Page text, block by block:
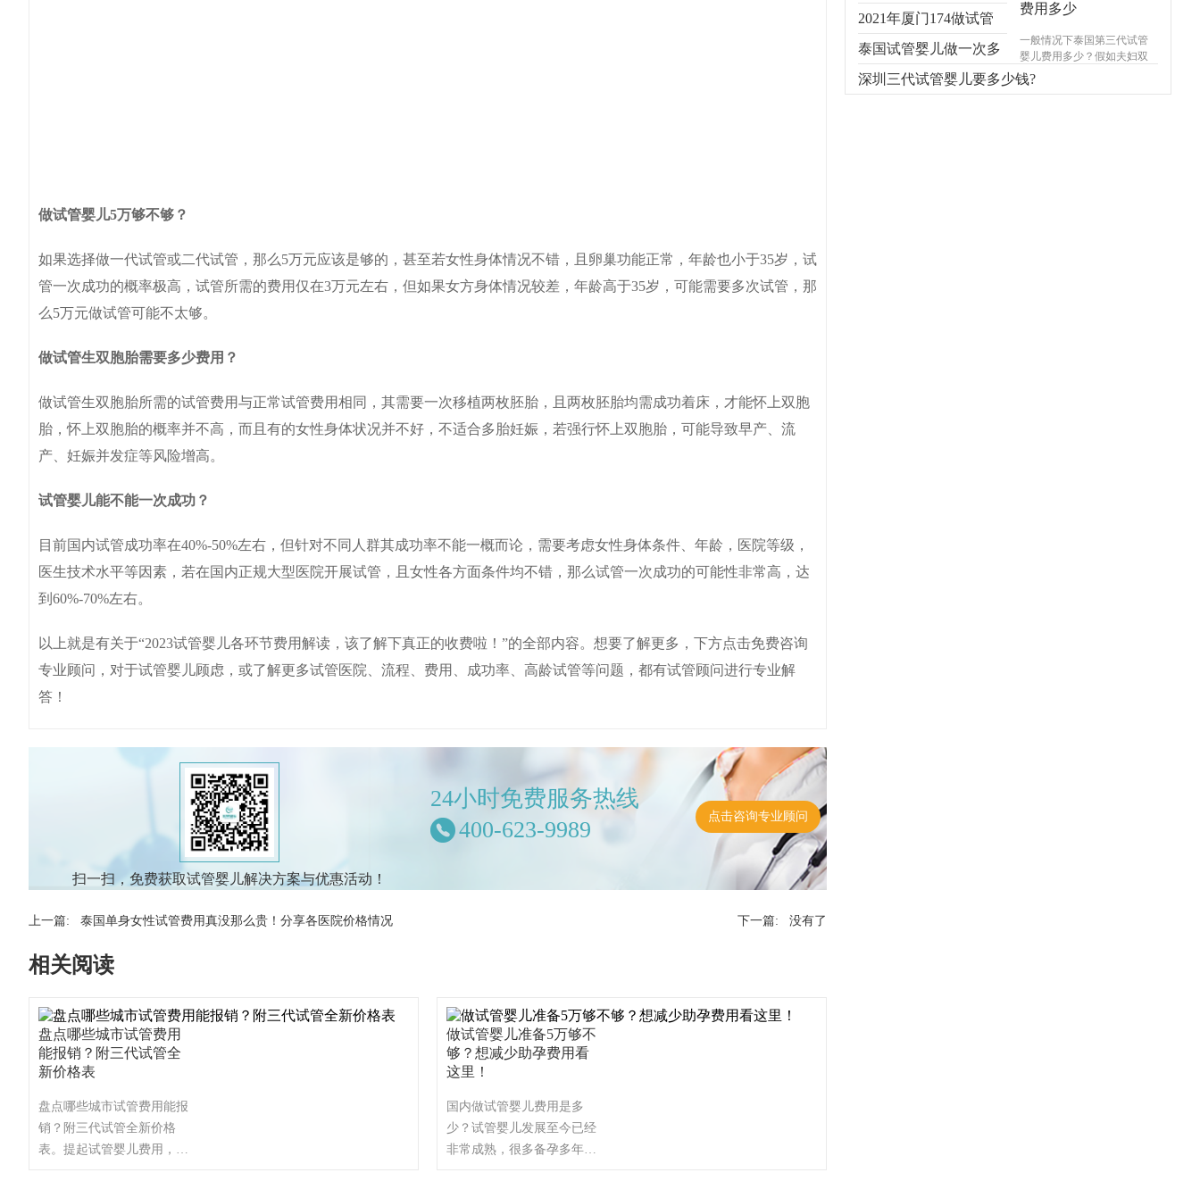
做试管婴儿5万够不够？
如果选择做一代试管或二代试管，那么5万元应该是够的，甚至若女性身体情况不错，且卵巢功能正常，年龄也小于35岁，试
管一次成功的概率极高，试管所需的费用仅在3万元左右，但如果女方身体情况较差，年龄高于35岁，可能需要多次试管，那
么5万元做试管可能不太够。
做试管生双胞胎需要多少费用？
做试管生双胞胎所需的试管费用与正常试管费用相同，其需要一次移植两枚胚胎，且两枚胚胎均需成功着床，才能怀上双胞
胎，怀上双胞胎的概率并不高，而且有的女性身体状况并不好，不适合多胎妊娠，若强行怀上双胞胎，可能导致早产、流
产、妊娠并发症等风险增高。
试管婴儿能不能一次成功？
目前国内试管成功率在40%-50%左右，但针对不同人群其成功率不能一概而论，需要考虑女性身体条件、年龄，医院等级，
医生技术水平等因素，若在国内正规大型医院开展试管，且女性各方面条件均不错，那么试管一次成功的可能性非常高，达
到60%-70%左右。
以上就是有关于“2023试管婴儿各环节费用解读，该了解下真正的收费啦！”的全部内容。想要了解更多，下方点击免费咨询
专业顾问，对于试管婴儿顾虑，或了解更多试管医院、流程、费用、成功率、高龄试管等问题，都有试管顾问进行专业解
答！
扫一扫，免费获取试管婴儿解决方案与优惠活动！
24小时免费服务热线
400-623-9989
点击咨询专业顾问
上一篇: 泰国单身女性试管费用真没那么贵！分享各医院价格情况 下一篇: 没有了
相关阅读
盘点哪些城市试管费用
能报销？附三代试管全
新价格表
盘点哪些城市试管费用能报
销？附三代试管全新价格
表。提起试管婴儿费用，那
做试管婴儿准备5万够不
够？想减少助孕费用看
这里！
国内做试管婴儿费用是多
少？​试管婴儿发展至今已经
非常成熟，很多备孕多年仍
费用多少
一般情况下泰国第三代试管
婴儿费用多少？假如夫妇双
方都健康的话，去泰国试管
婴儿的费用是16-18万元。成
多少钱
2021年厦门174做试管
婴儿多少钱
泰国试管婴儿做一次多
少钱？
深圳三代试管婴儿要多少钱?